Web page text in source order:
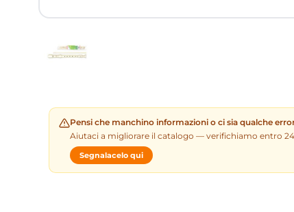
Pensi che manchino informazioni o ci sia qualche
Aiutaci a migliorare il catalogo — verifichiamo entro
Segnalacelo qui